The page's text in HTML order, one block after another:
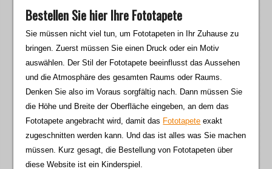
Bestellen Sie hier Ihre Fototapete
Sie müssen nicht viel tun, um Fototapeten in Ihr Zuhause zu
bringen. Zuerst müssen Sie einen Druck oder ein Motiv
auswählen. Der Stil der Fototapete beeinflusst das Aussehen
und die Atmosphäre des gesamten Raums oder Raums.
Denken Sie also im Voraus sorgfältig nach. Dann müssen Sie
die Höhe und Breite der Oberfläche eingeben, an dem das
Fototapete angebracht wird, damit das Fototapete exakt
zugeschnitten werden kann. Und das ist alles was Sie machen
müssen. Kurz gesagt, die Bestellung von Fototapeten über
diese Website ist ein Kinderspiel.